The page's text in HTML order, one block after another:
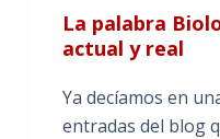
La palabra
actual y real
Ya decíamos en
entradas del blog